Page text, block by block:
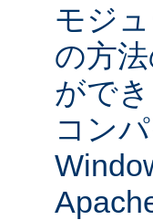
モジ
の方
がで
コン